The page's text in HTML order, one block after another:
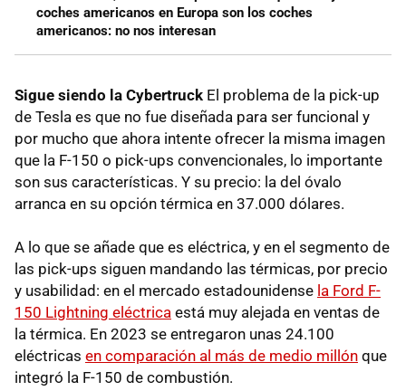
coches americanos en Europa son los coches
americanos: no nos interesan
Sigue siendo la Cybertruck El problema de la pick-up
de Tesla es que no fue diseñada para ser funcional y
por mucho que ahora intente ofrecer la misma imagen
que la F-150 o pick-ups convencionales, lo importante
son sus características. Y su precio: la del óvalo
arranca en su opción térmica en 37.000 dólares.
A lo que se añade que es eléctrica, y en el segmento de
las pick-ups siguen mandando las térmicas, por precio
y usabilidad: en el mercado estadounidense la Ford F-
150 Lightning eléctrica está muy alejada en ventas de
la térmica. En 2023 se entregaron unas 24.100
eléctricas en comparación al más de medio millón que
integró la F-150 de combustión.